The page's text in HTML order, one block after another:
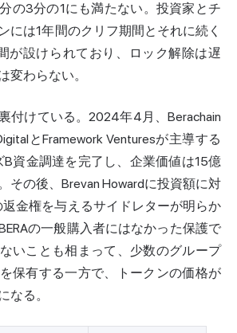
の3分の1にも満たない。投資家とチ
には1年間のクリフ期間とそれに続く
が設けられており、ロック解除は遅
変わらない。
付けている。2024年4月、Berachain
とFramework Venturesが主導する
B資金調達を完了し、企業価値は15億
その後、Brevan Howardに投資額に対
金権を与えるサイドレターが明らか
の一般購入者にはなかった保護で
いことも相まって、少数のグループ
保有する一方で、トークンの価格が
なる。